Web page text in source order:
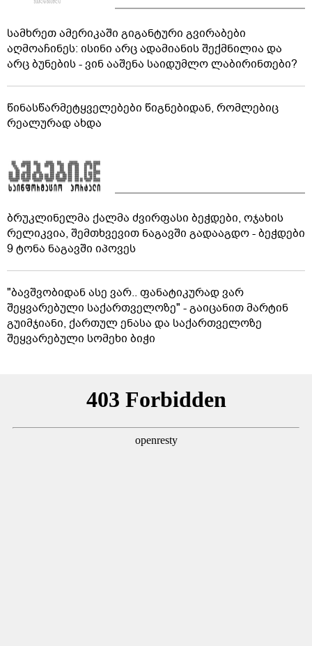
სამხრეთ ამერიკაში გიგანტური გვირაბები
აღმოაჩინეს: ისინი არც ადამიანის შექმნილია და
არც ბუნების - ვინ ააშენა საიდუმლო ლაბირინთები?
წინასწარმეტყველებები წიგნებიდან, რომლებიც
რეალურად ახდა
ბრუკლინელმა ქალმა ძვირფასი ბეჭდები, ოჯახის
რელიკვია, შემთხვევით ნაგავში გადააგდო - ბეჭდები
9 ტონა ნაგავში იპოვეს
"ბავშვობიდან ასე ვარ.. ფანატიკურად ვარ
შეყვარებული საქართველოზე" - გაიცანით მარტინ
გუიმჯიანი, ქართულ ენასა და საქართველოზე
შეყვარებული სომეხი ბიჭი